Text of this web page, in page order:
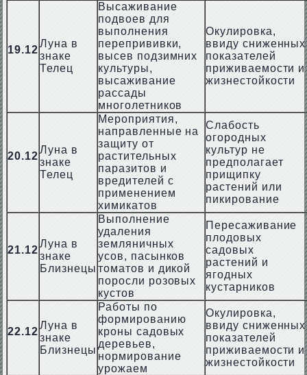
19.12
Луна в
знаке
Телец
Высаживание
подвоев для
выполнения
перепрививки,
высев подзимних
культуры,
высаживание
рассады
многолетников
Окулировка,
ввиду сниженных
показателей
приживаемости и
жизнестойкости
20.12
Луна в
знаке
Телец
Мероприятия,
направленные на
защиту от
растительных
паразитов и
вредителей с
применением
химикатов
Слабость
огородных
культур не
предполагает
прищипку
растений или
пикирование
21.12
Луна в
знаке
Близнецы
Выполнение
удаления
земляничных
усов, пасынков
томатов и дикой
поросли розовых
кустов
Пересаживание
плодовых
садовых
растений и
ягодных
кустарников
22.12
Луна в
знаке
Близнецы
Работы по
формированию
кроны садовых
деревьев,
нормирование
урожаем
Окулировка,
ввиду сниженных
показателей
приживаемости и
жизнестойкости